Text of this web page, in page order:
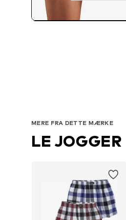
MERE FRA DETTE MÆRKE
LE JOGGER